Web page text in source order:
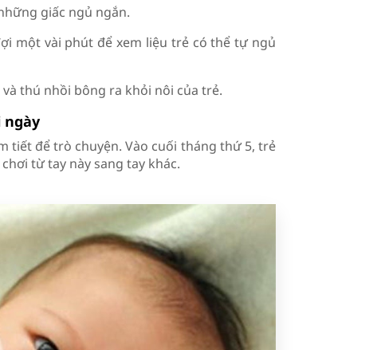
giấc ngủ ngắn.
một vài phút để xem liệu trẻ có thể tự ngủ
và thú nhồi bông ra khỏi nôi của trẻ.
ngày
tiết để trò chuyện. Vào cuối tháng thứ 5, trẻ
từ tay này sang tay khác.